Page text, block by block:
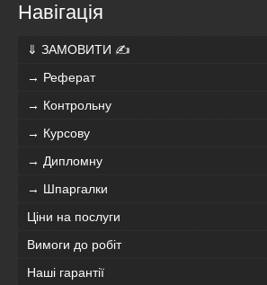
Навігація
⇓ ЗАМОВИТИ ✍
→ Реферат
→ Контрольну
→ Курсову
→ Дипломну
→ Шпаргалки
Ціни на послуги
Вимоги до робіт
Наші гарантії